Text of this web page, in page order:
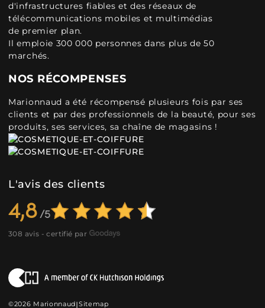
d'infrastructures fiables et des réseaux de
télécommunications mobiles et multimédias
de premier plan.
Il emploie 300 000 personnes dans plus de 50
marchés.
NOS RÉCOMPENSES
Marionnaud a été récompensé plusieurs fois par ses
clients et par des professionnels de la beauté, pour ses
produits, ses services, sa chaîne de magasins !
L'avis des clients
4,8
308 avis - certifié par
©2026 Marionnaud|Sitemap